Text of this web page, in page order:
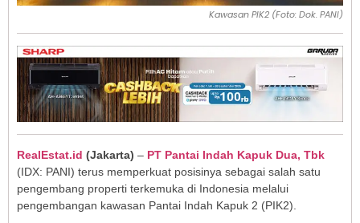
Kawasan PIK2 (Foto: Dok. PANI)
RealEstat.id (Jakarta) – PT Pantai Indah Kapuk Dua, Tbk
(IDX: PANI) terus memperkuat posisinya sebagai salah satu
pengembang properti terkemuka di Indonesia melalui
pengembangan kawasan Pantai Indah Kapuk 2 (PIK2).